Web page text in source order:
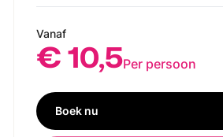
Vanaf
€ 10,5Per persoon
Boek nu